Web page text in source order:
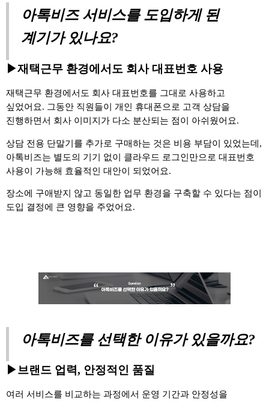
아톡비즈 서비스를 도입하게 된
계기가 있나요?
▶재택근무 환경에서도 회사 대표번호 사용
재택근무 환경에서도 회사 대표번호를 그대로 사용하고
싶었어요. 그동안 직원들이 개인 휴대폰으로 고객 상담을
진행하면서 회사 이미지가 다소 분산되는 점이 아쉬웠어요.
상담 전용 단말기를 추가로 구매하는 것은 비용 부담이 있었는데 ,
아톡비즈는 별도의 기기 없이 클라우드 로그인만으로 대표번호
사용이 가능해 효율적인 대안이 되었어요.
장소에 구애받지 않고 동일한 업무 환경을 구축할 수 있다는 점이
도입 결정에 큰 영향을 주었어요.
아톡비즈를 선택한 이유가 있을까요?
▶브랜드 업력, 안정적인 품질
여러 서비스를 비교하는 과정에서 운영 기간과 안정성을